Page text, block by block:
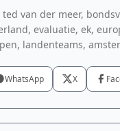
ted van der meer,
evaluatie, ek,
landenteams,
WhatsApp X